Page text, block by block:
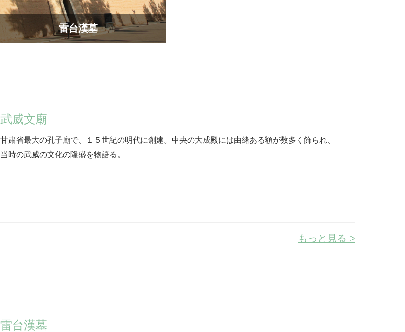
雷台漢墓
武威文廟
甘粛省最大の孔子廟で、１５世紀の明代に創建。中央の大成殿には由緒ある額が数多く飾られ、
当時の武威の文化の隆盛を物語る。
もっと見る >
雷台漢墓